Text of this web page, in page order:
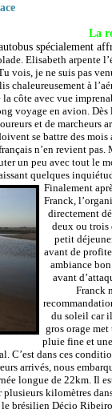
La
spécialement
Elisabeth arpente
vois, je ne suis pas
chaleureusement à
côte avec vue
voyage en avion.
et de
se battre des
n’en revient
un peu avec tout le
quelques
Finalement
Franck,
directement
deux ou trois
petit
avant de
ambiance
avant
Franck
du soleil car
gros orage
pluie fine et
C’est dans ces
arrivés, nous
longue de 22km. Il
kilomètres
le brésilien Décio